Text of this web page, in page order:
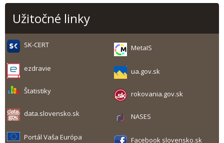
Užitočné linky
SK-CERT MetaIS
ezdravie ua.gov.sk
Štatistiky rokovania.gov.sk
data.slovensko.sk NASES
Portál Vaša Európa Facebook slovensko.sk